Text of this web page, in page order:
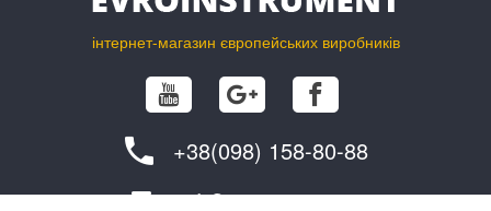
інтернет-магазин європейських виробників
+38(098) 158-80-88
info@evroinstrument.com